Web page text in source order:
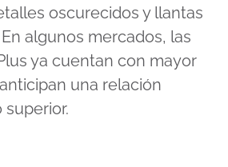
oscurecidos y llantas
algunos mercados, las
ya cuentan con mayor
una relación